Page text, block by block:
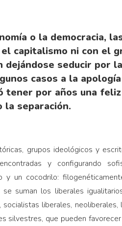
o la democracia,
capitalismo ni con el
seducir por
casos a la
tener por años una
la separación.
grupos ideológicos y
y configurando
un cocodrilo:
suman los libera­les
liberales,
silvestres, que pueden